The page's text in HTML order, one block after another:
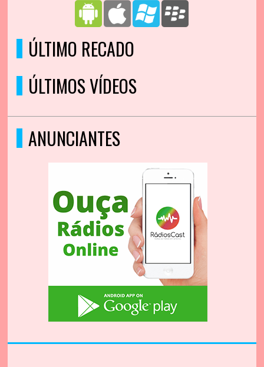
ÚLTIMO RECADO
ÚLTIMOS VÍDEOS
ANUNCIANTES